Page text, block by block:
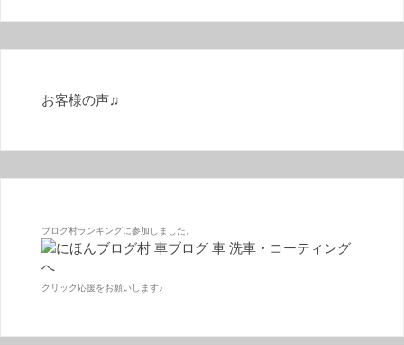
お客様の声♫
ブログ村ランキングに参加しました。
クリック応援をお願いします♪